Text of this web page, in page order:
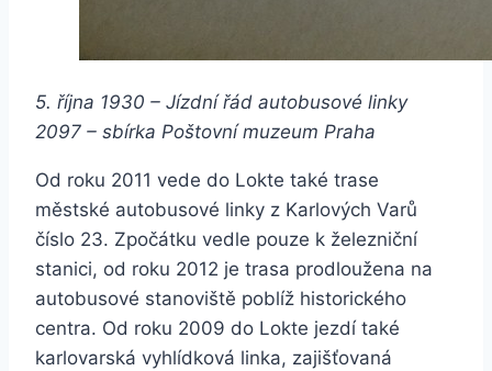
5. října 1930 – Jízdní řád autobusové linky
2097 – sbírka Poštovní muzeum Praha
Od roku 2011 vede do Lokte také trase
městské autobusové linky z Karlových Varů
číslo 23. Zpočátku vedle pouze k železniční
stanici, od roku 2012 je trasa prodloužena na
autobusové stanoviště poblíž historického
centra. Od roku 2009 do Lokte jezdí také
karlovarská vyhlídková linka, zajišťovaná